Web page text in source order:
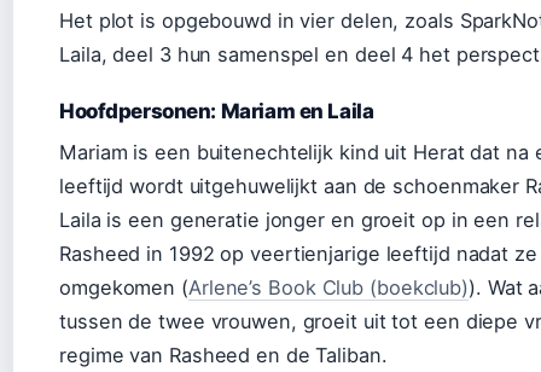
Het plot is opgebouwd in vier delen, zoals
Laila, deel 3 hun samenspel en deel 4 het
Hoofdpersonen: Mariam en Laila
Mariam is een buitenechtelijk kind uit Herat dat
leeftijd wordt uitgehuwelijkt aan de schoenmaker
Laila is een generatie jonger en groeit op in een
Rasheed in 1992 op veertienjarige leeftijd nadat
omgekomen (Arlene’s Book Club (boekclub)). Wat
tussen de twee vrouwen, groeit uit tot een diepe
regime van Rasheed en de Taliban.